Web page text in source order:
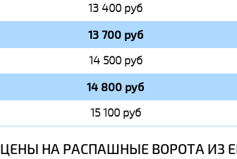
13 400 руб
13 700 руб
14 500 руб
14 800 руб
15 100 руб
ЦЕНЫ НА РАСПАШНЫЕ ВОРОТА ИЗ